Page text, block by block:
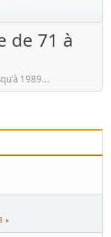
de 71 à
1989...